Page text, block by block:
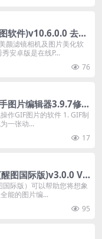
软件)v10.6.0.0 去广
颜滤镜相机及图片美化软
安卓版是在线P...
76
图片编辑器3.9.7修改
作GIF图片的软件 1. GIF制
一张动...
17
图国际版)v3.0.0 Vi
际版）可以帮助您将想象
能的图片编...
95